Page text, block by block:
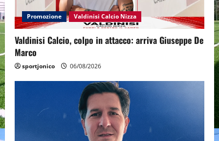
Promozione Valdinisi Calcio Nizza
Valdinisi Calcio, colpo in attacco: arriva Giuseppe De
Marco
sportjonico 06/08/2026